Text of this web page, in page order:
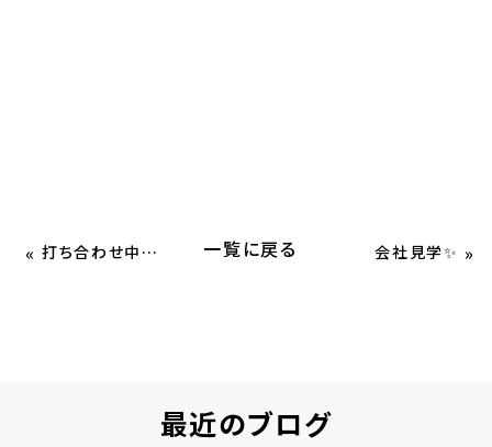
« 打ち合わせ中！✨ 一覧に戻る 会社見学✨ »
最近のブログ